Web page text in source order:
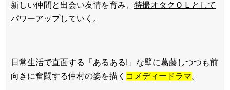
新しい仲間と出会い友情を育み、 特撮オタクＯＬとして
パワーアップしていく 。
日常生活で直面する「あるある!」な壁に葛藤しつつも前
向きに奮闘する仲村の姿を描く コメディードラマ。